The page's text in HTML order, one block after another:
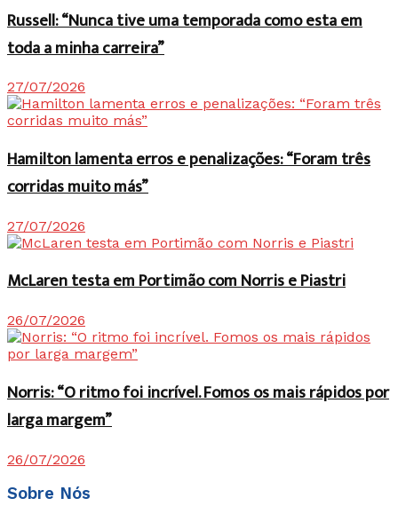
Russell: “Nunca tive uma temporada como esta em
toda a minha carreira”
27/07/2026
Hamilton lamenta erros e penalizações: “Foram três
corridas muito más”
27/07/2026
McLaren testa em Portimão com Norris e Piastri
26/07/2026
Norris: “O ritmo foi incrível. Fomos os mais rápidos por
larga margem”
26/07/2026
Sobre Nós